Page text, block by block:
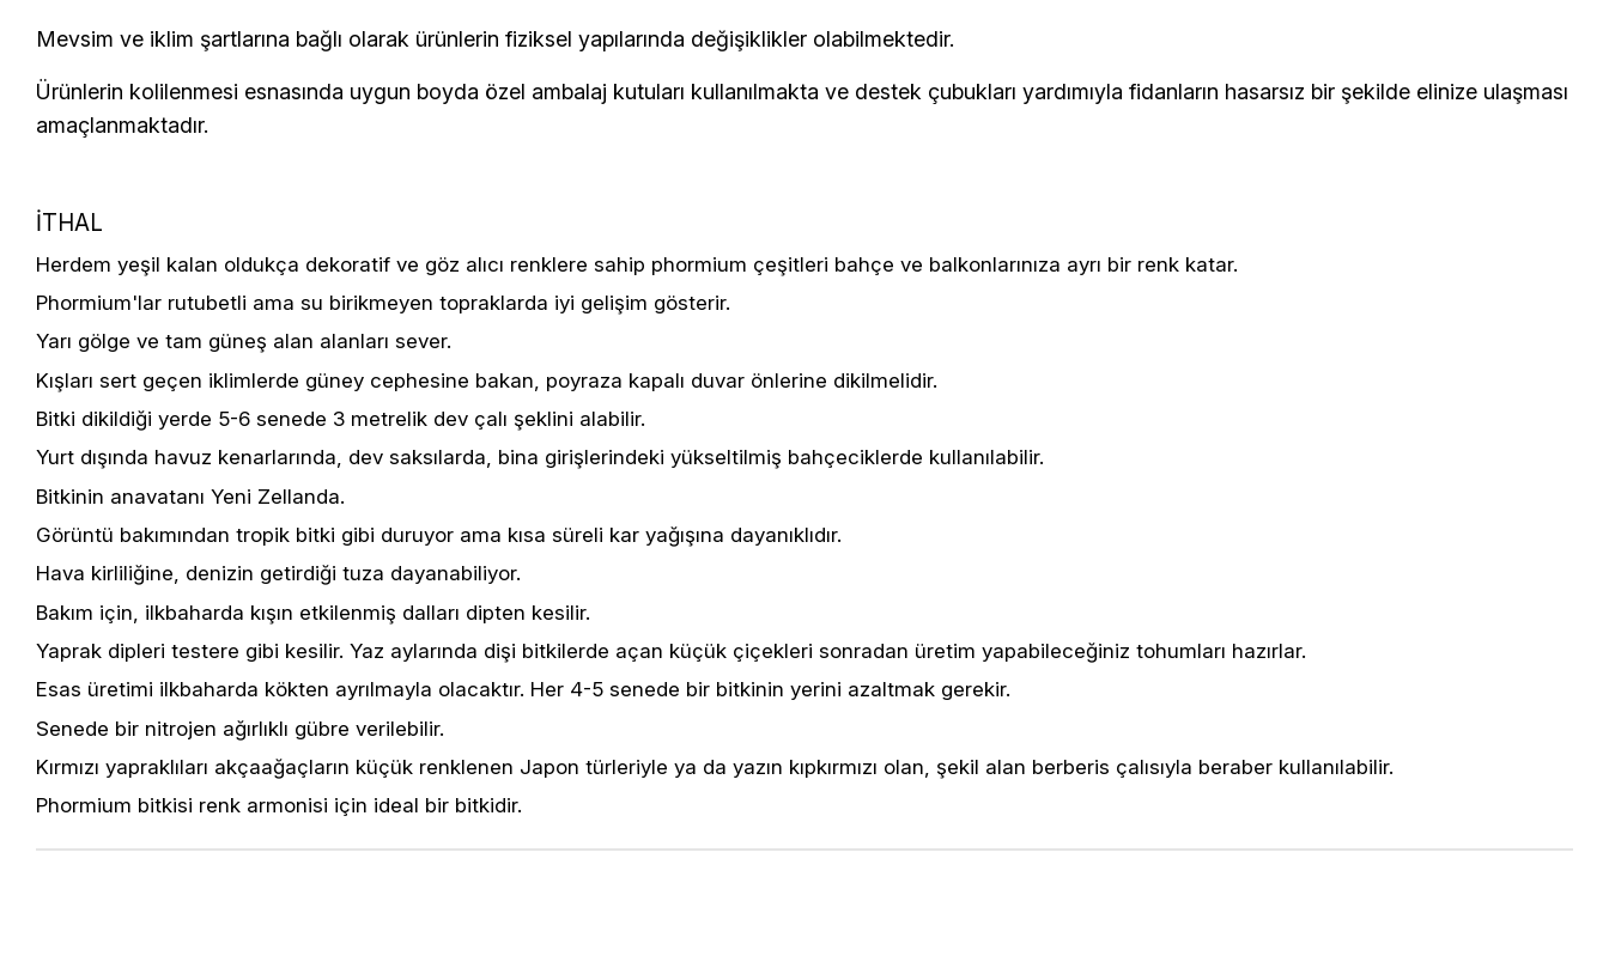
Mevsim ve iklim şartlarına bağlı olarak ürünlerin fiziksel yapılarında değişiklikler olabilmektedir.
Ürünlerin kolilenmesi esnasında uygun boyda özel ambalaj kutuları kullanılmakta ve destek çubukları yardımıyla fidanların hasarsız bir şekilde elinize ulaşması
amaçlanmaktadır.
İTHAL
Herdem yeşil kalan oldukça dekoratif ve göz alıcı renklere sahip phormium çeşitleri bahçe ve balkonlarınıza ayrı bir renk katar.
Phormium'lar rutubetli ama su birikmeyen topraklarda iyi gelişim gösterir.
Yarı gölge ve tam güneş alan alanları sever.
Kışları sert geçen iklimlerde güney cephesine bakan, poyraza kapalı duvar önlerine dikilmelidir.
Bitki dikildiği yerde 5-6 senede 3 metrelik dev çalı şeklini alabilir.
Yurt dışında havuz kenarlarında, dev saksılarda, bina girişlerindeki yükseltilmiş bahçeciklerde kullanılabilir.
Bitkinin anavatanı Yeni Zellanda.
Görüntü bakımından tropik bitki gibi duruyor ama kısa süreli kar yağışına dayanıklıdır.
Hava kirliliğine, denizin getirdiği tuza dayanabiliyor.
Bakım için, ilkbaharda kışın etkilenmiş dalları dipten kesilir.
Yaprak dipleri testere gibi kesilir. Yaz aylarında dişi bitkilerde açan küçük çiçekleri sonradan üretim yapabileceğiniz tohumları hazırlar.
Esas üretimi ilkbaharda kökten ayrılmayla olacaktır. Her 4-5 senede bir bitkinin yerini azaltmak gerekir.
Senede bir nitrojen ağırlıklı gübre verilebilir.
Kırmızı yapraklıları akçaağaçların küçük renklenen Japon türleriyle ya da yazın kıpkırmızı olan, şekil alan berberis çalısıyla beraber kullanılabilir.
Phormium bitkisi renk armonisi için ideal bir bitkidir.